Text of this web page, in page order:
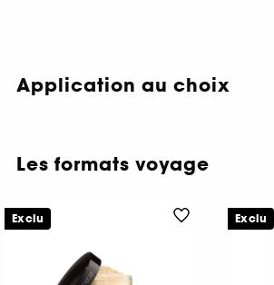
Application au choix
Les formats voyage
Exclu Exclu